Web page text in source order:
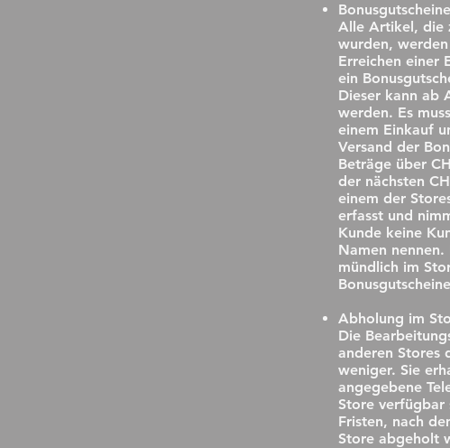
Bonusgutscheine
Alle Artikel, die
wurden,
Erreichen einer
ein
Dieser kann ab
werden. Es
einem Einkauf
Versand der
Beträge über
der nächsten
einem der
erfasst und
Kunde keine
Namen
mündlich im
Abholung im
Die
anderen Stores
weniger. Sie
angegebene
Store verfügbar
Fristen, nach
Store abgeholt